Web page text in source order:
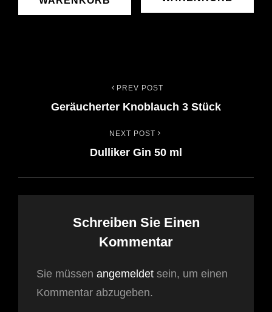
Navigation
PREV POST
Geräucherter Knoblauch 3 Stück
NEXT POST
Dulliker Gin 50 ml
Schreiben Sie Einen
Kommentar
Sie müssen angemeldet sein, um einen
Kommentar abzugeben.